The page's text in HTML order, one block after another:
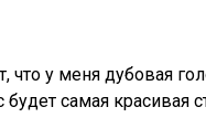
что у меня дубовая
самая красивая